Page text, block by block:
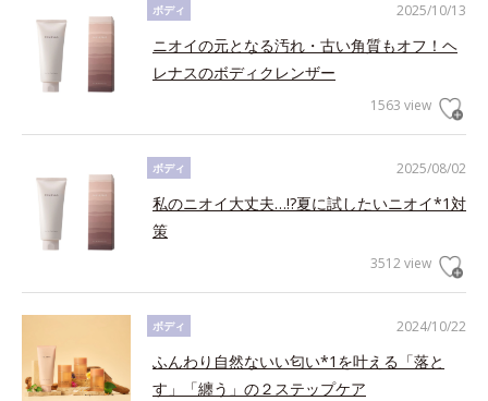
2025/10/13
ボディ
ニオイの元となる汚れ・古い角質もオフ！ヘ
レナスのボディクレンザー
1563 view
2025/08/02
ボディ
私のニオイ大丈夫…!?夏に試したいニオイ*1対
策
3512 view
2024/10/22
ボディ
ふんわり自然ないい匂い*1を叶える「落と
す」「纏う」の２ステップケア